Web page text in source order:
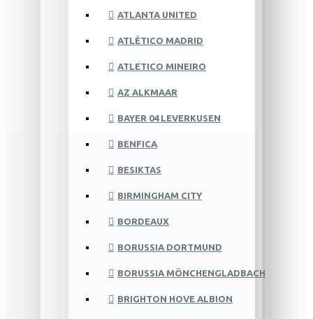
ATLANTA UNITED
ATLÉTICO MADRID
ATLETICO MINEIRO
AZ ALKMAAR
BAYER 04 LEVERKUSEN
BENFICA
BESIKTAS
BIRMINGHAM CITY
BORDEAUX
BORUSSIA DORTMUND
BORUSSIA MÖNCHENGLADBACH
BRIGHTON HOVE ALBION